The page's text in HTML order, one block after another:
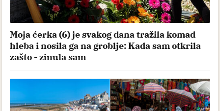
Moja ćerka (6) je svakog dana tražila komad
hleba i nosila ga na groblje: Kada sam otkrila
zašto - zinula sam